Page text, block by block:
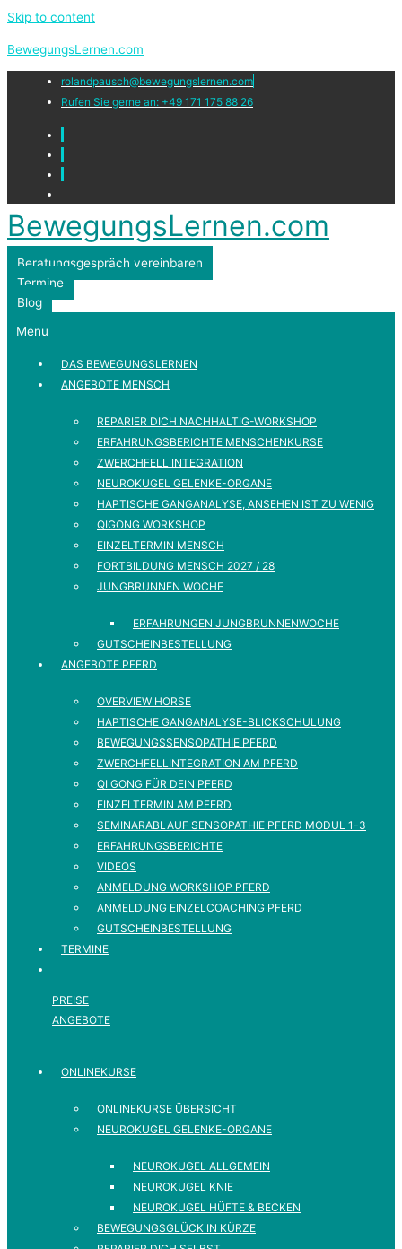
Skip to content
BewegungsLernen.com
rolandpausch@bewegungslernen.com
Rufen Sie gerne an: +49 171 175 88 26
BewegungsLernen.com
Beratungsgespräch vereinbaren
Termine
Blog
Menu
DAS BEWEGUNGSLERNEN
ANGEBOTE MENSCH
REPARIER DICH NACHHALTIG-WORKSHOP
ERFAHRUNGSBERICHTE MENSCHENKURSE
ZWERCHFELL INTEGRATION
NEUROKUGEL GELENKE-ORGANE
HAPTISCHE GANGANALYSE, ANSEHEN IST ZU WENIG
QIGONG WORKSHOP
EINZELTERMIN MENSCH
FORTBILDUNG MENSCH 2027 / 28
JUNGBRUNNEN WOCHE
ERFAHRUNGEN JUNGBRUNNENWOCHE
GUTSCHEINBESTELLUNG
ANGEBOTE PFERD
OVERVIEW HORSE
HAPTISCHE GANGANALYSE-BLICKSCHULUNG
BEWEGUNGSSENSOPATHIE PFERD
ZWERCHFELLINTEGRATION AM PFERD
QI GONG FÜR DEIN PFERD
EINZELTERMIN AM PFERD
SEMINARABLAUF SENSOPATHIE PFERD MODUL 1-3
ERFAHRUNGSBERICHTE
VIDEOS
ANMELDUNG WORKSHOP PFERD
ANMELDUNG EINZELCOACHING PFERD
GUTSCHEINBESTELLUNG
TERMINE
PREISE
ANGEBOTE
ONLINEKURSE
ONLINEKURSE ÜBERSICHT
NEUROKUGEL GELENKE-ORGANE
NEUROKUGEL ALLGEMEIN
NEUROKUGEL KNIE
NEUROKUGEL HÜFTE & BECKEN
BEWEGUNGSGLÜCK IN KÜRZE